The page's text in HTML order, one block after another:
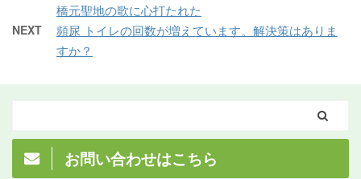
橋元聖地の歌に心打たれた
NEXT
頻尿 トイレの回数が増えています。解決策はありま
すか？
お問い合わせはこちら